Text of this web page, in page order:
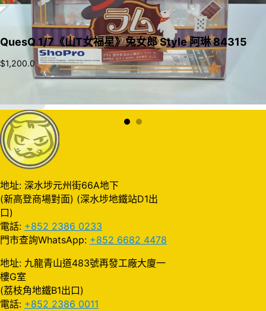
QuesQ 1/7《山T女福星》兔女郎 Style 阿琳 84315
$1,200.0
地址: 深水埗元州街66A地下
(新高登商場對面) (深水埗地鐵站D1出
口)
電話: +852 2386 0233
門市查詢WhatsApp: +852 6682 4478
地址: 九龍青山道483號再發工廠大廈一
樓G室
(荔枝角地鐵B1出口)
電話: +852 2386 0011